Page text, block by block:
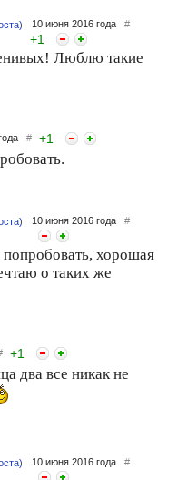
10 июня 2016 года #
+1
Люблю такие
# +1
10 июня 2016 года #
хорошая
о таких же
+1
два все никак не
10 июня 2016 года #